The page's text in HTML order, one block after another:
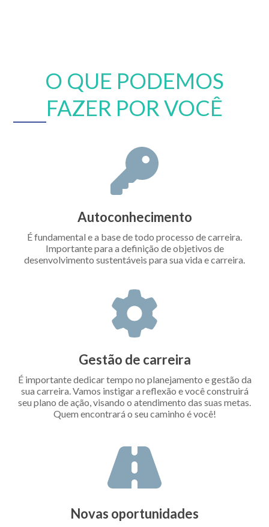
O QUE PODEMOS
FAZER POR VOCÊ
Autoconhecimento
É fundamental e a base de todo processo de carreira.
Importante para a definição de objetivos de
desenvolvimento sustentáveis para sua vida e carreira.
Gestão de carreira
É importante dedicar tempo no planejamento e gestão da
sua carreira. Vamos instigar a reflexão e você construirá
seu plano de ação, visando o atendimento das suas metas.
Quem encontrará o seu caminho é você!
Novas oportunidades